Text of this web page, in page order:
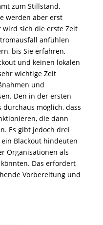
zum Stillstand.
werden aber erst
sich die erste Zeit
anfühlen
bis Sie erfahren,
und keinen lokalen
wichtige Zeit
und
Den in der ersten
durchaus möglich, dass
die dann
Es gibt jedoch drei
Blackout hindeuten
Organisationen als
Das erfordert
Vorbereitung und